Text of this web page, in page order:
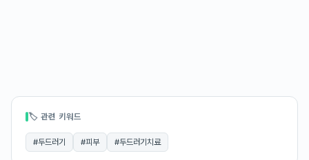
🏷 관련 키워드
#두드러기 #피부 #두드러기치료